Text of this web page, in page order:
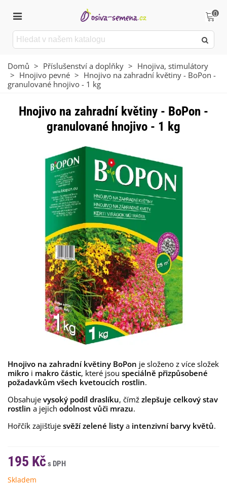
0
Domů > Příslušenství a doplňky > Hnojiva, stimulátory
> Hnojivo pevné > Hnojivo na zahradní květiny - BoPon -
granulované hnojivo - 1 kg
Hnojivo na zahradní květiny - BoPon -
granulované hnojivo - 1 kg
Hnojivo na zahradní květiny BoPon je složeno z více složek
mikro i makro částic, které jsou speciálně přizpůsobené
požadavkům všech kvetoucích rostlin.
Obsahuje vysoký podíl draslíku, čímž zlepšuje celkový stav
rostlin a jejich odolnost vůči mrazu.
Hořčík zajišťuje svěží zelené listy a intenzivní barvy květů.
195 Kč
Skladem